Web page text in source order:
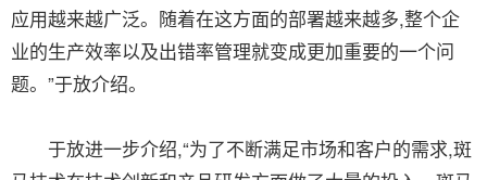
应用越来越广泛。随着在这方面的部署越来越多,整个企
业的生产效率以及出错率管理就变成更加重要的一个问
题。”于放介绍。
于放进一步介绍,“为了不断满足市场和客户的需求,斑